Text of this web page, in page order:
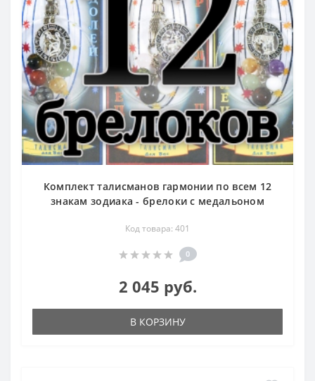
Комплект талисманов гармонии по всем 12
знакам зодиака - брелоки с медальоном
Код товара: 401
0
2 045 руб.
В КОРЗИНУ